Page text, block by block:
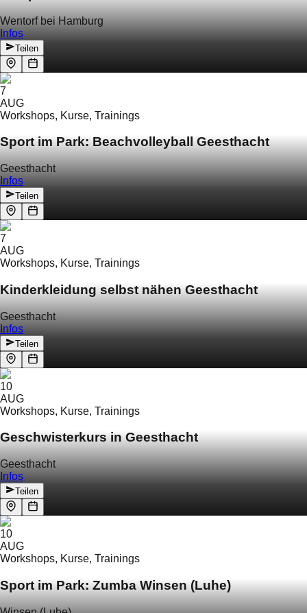
Wentorf bei Hamburg
Infos
Teilen
7
AUG
Workshops, Kurse, Trainings
Sport im Park: Beachvolleyball Geesthacht
Geesthacht
Infos
Teilen
7
AUG
Workshops, Kurse, Trainings
Kinderkleidung selbst nähen Geesthacht
Geesthacht
Infos
Teilen
10
AUG
Workshops, Kurse, Trainings
Geschwisterkurs in Geesthacht
Geesthacht
Infos
Teilen
10
AUG
Workshops, Kurse, Trainings
Sport im Park: Zumba Winsen (Luhe)